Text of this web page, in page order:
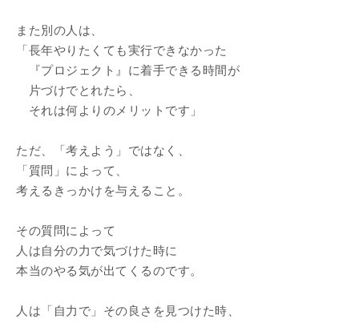
また別の人は、
「長年やりたくても実行できなかった
『プロジェクト』に着手できる時間が
片づけでとれたら、
それは何よりのメリットです」
ただ、「考えよう」ではなく、
「質問」によって、
考えるきっかけを与えること。
その質問によって
人は自分の力で気づけた時に
本当のやる気が出てくるのです。
人は「自力で」その良さを見つけた時、